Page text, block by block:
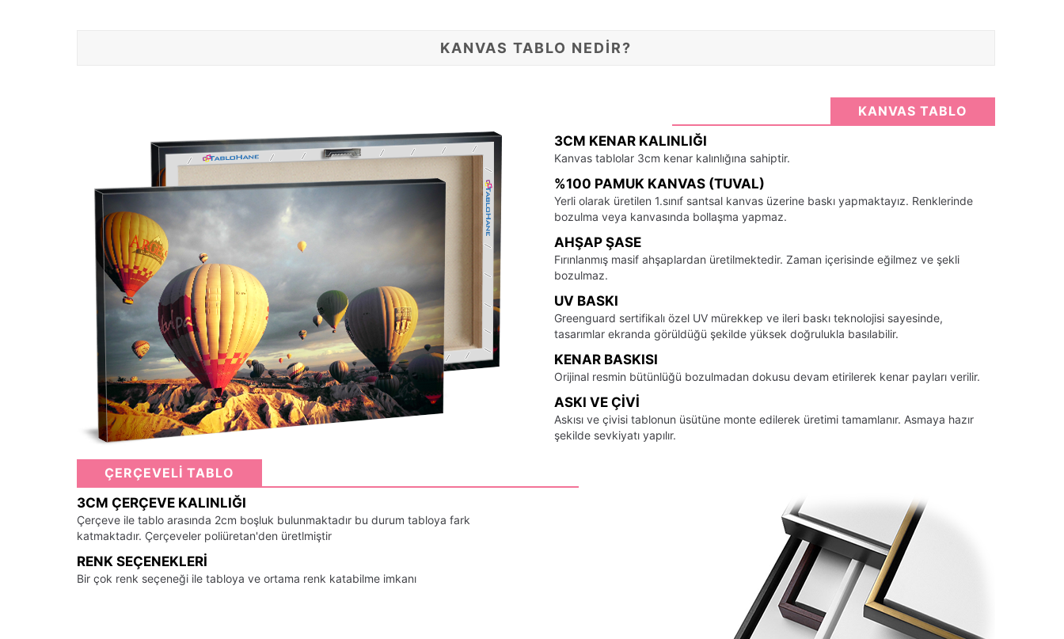
KANVAS TABLO NEDİR?
KANVAS TABLO
3CM KENAR KALINLIĞI
Kanvas tablolar 3cm kenar kalınlığına sahiptir.
%100 PAMUK KANVAS (TUVAL)
Yerli olarak üretilen 1.sınıf santsal kanvas üzerine baskı yapmaktayız. Renklerinde
bozulma veya kanvasında bollaşma yapmaz.
AHŞAP ŞASE
Fırınlanmış masif ahşaplardan üretilmektedir. Zaman içerisinde eğilmez ve şekli
bozulmaz.
UV BASKI
Greenguard sertifikalı özel UV mürekkep ve ileri baskı teknolojisi sayesinde,
tasarımlar ekranda görüldüğü şekilde yüksek doğrulukla basılabilir.
KENAR BASKISI
Orijinal resmin bütünlüğü bozulmadan dokusu devam etirilerek kenar payları verilir.
ASKI VE ÇIVI
Askısı ve çivisi tablonun üsütüne monte edilerek üretimi tamamlanır. Asmaya hazır
şekilde sevkiyatı yapılır.
ÇERÇEVELİ TABLO
3CM ÇERÇEVE KALINLIĞI
Çerçeve ile tablo arasında 2cm boşluk bulunmaktadır bu durum tabloya fark
katmaktadır. Çerçeveler poliüretan'den üretlmiştir
RENK SEÇENEKLERI
Bir çok renk seçeneği ile tabloya ve ortama renk katabilme imkanı